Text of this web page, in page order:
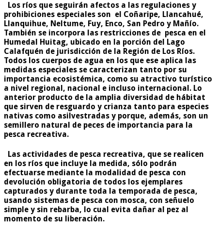
Los ríos que seguirán afectos a las regulaciones y
prohibiciones especiales son el Coñaripe, Llancahué,
Llanquihue, Neltume, Fuy, Enco, San Pedro y Mañío.
También se incorpora las restricciones de pesca en el
Humedal Huitag, ubicado en la porción del Lago
Calafquén de jurisdicción de la Región de Los Ríos.
Todos los cuerpos de agua en los que ese aplica las
medidas especiales se caracterizan tanto por su
importancia ecosistémica, como su atractivo turístico
a nivel regional, nacional e incluso internacional. Lo
anterior producto de la amplia diversidad de hábitat
que sirven de resguardo y crianza tanto para especies
nativas como asilvestradas y porque, además, son un
semillero natural de peces de importancia para la
pesca recreativa.
Las actividades de pesca recreativa, que se realicen
en los ríos que incluye la medida, sólo podrán
efectuarse mediante la modalidad de pesca con
devolución obligatoria de todos los ejemplares
capturados y durante toda la temporada de pesca,
usando sistemas de pesca con mosca, con señuelo
simple y sin rebarba, lo cual evita dañar al pez al
momento de su liberación.